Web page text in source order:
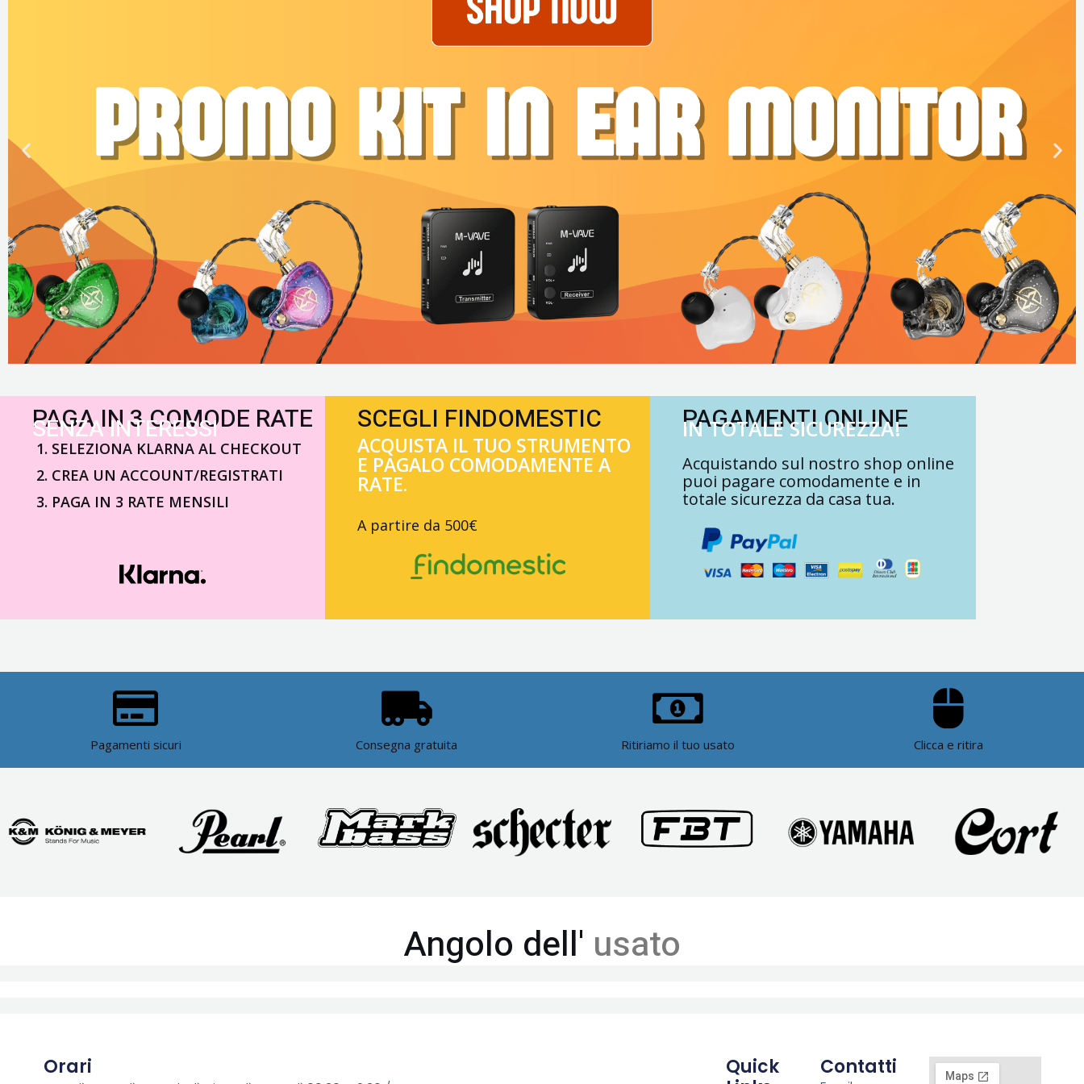
PAGA IN 3 COMODE RATE
SENZA INTERESSI
SELEZIONA KLARNA AL CHECKOUT
CREA UN ACCOUNT/REGISTRATI
PAGA IN 3 RATE MENSILI
SCEGLI FINDOMESTIC
ACQUISTA IL TUO STRUMENTO
E PAGALO COMODAMENTE A
RATE.
A partire da 500€
PAGAMENTI ONLINE
IN TOTALE SICUREZZA!
Acquistando sul nostro shop online
puoi pagare comodamente e in
totale sicurezza da casa tua.
Pagamenti sicuri Consegna gratuita Ritiriamo il tuo usato Clicca e ritira
Angolo dell' usato
Orari
Quick
Contatti